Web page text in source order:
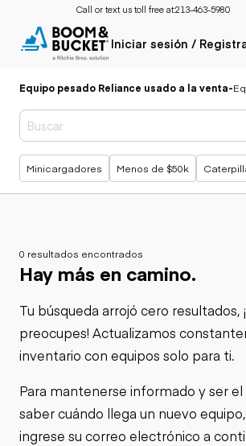
Call or text us toll free at:213-463-5980
Iniciar sesión /
Equipo pesado Reliance usado a la venta-
Búsquedas populares
Minicargadores Menos de $50k
0 resultados encontrados
Hay más en camino.
Tu búsqueda arrojó cero resultados,
preocupes! Actualizamos
inventario con equipos solo para ti.
Para mantenerse informado y ser
saber cuándo llega un nuevo
ingrese su correo electrónico a